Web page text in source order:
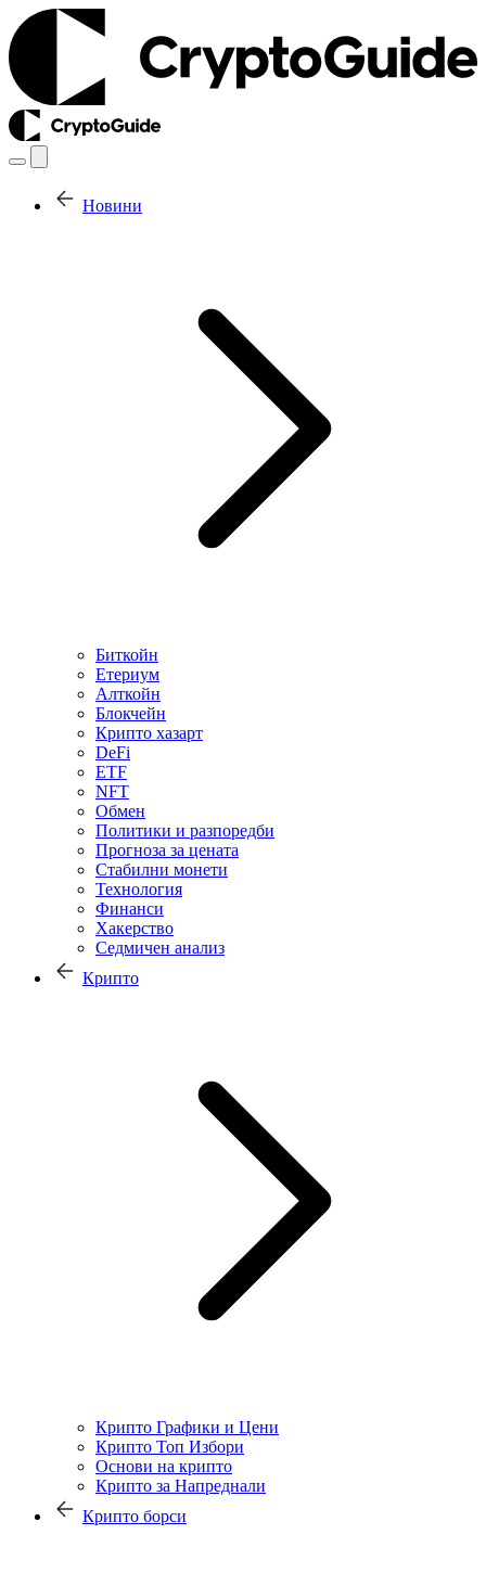
Новини
Биткойн
Етериум
Алткойн
Блокчейн
Крипто хазарт
DeFi
ETF
NFT
Обмен
Политики и разпоредби
Прогноза за цената
Стабилни монети
Технология
Финанси
Хакерство
Седмичен анализ
Крипто
Крипто Графики и Цени
Крипто Топ Избори
Основи на крипто
Крипто за Напреднали
Крипто борси